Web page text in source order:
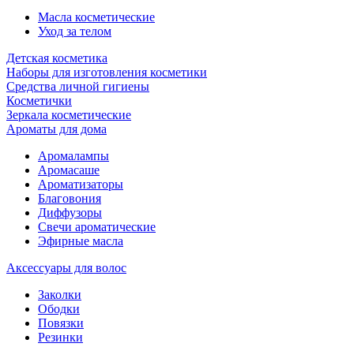
Масла косметические
Уход за телом
Детская косметика
Наборы для изготовления косметики
Средства личной гигиены
Косметички
Зеркала косметические
Ароматы для дома
Аромалампы
Аромасаше
Ароматизаторы
Благовония
Диффузоры
Свечи ароматические
Эфирные масла
Аксессуары для волос
Заколки
Ободки
Повязки
Резинки